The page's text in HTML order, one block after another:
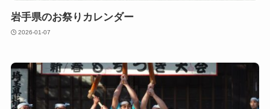
岩手県のお祭りカレンダー
2026-01-07